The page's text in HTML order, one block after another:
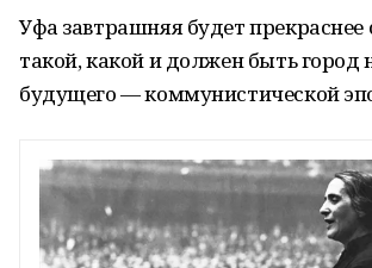
Уфа завтрашняя будет
такой, какой и должен быть город
будущего — коммунистической